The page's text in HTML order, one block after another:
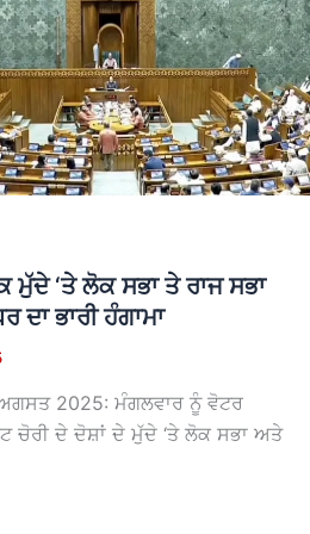
ਮੁੱਦੇ ‘ਤੇ ਲੋਕ ਸਭਾ ਤੇ ਰਾਜ ਸਭਾ
ਦਾ ਭਾਰੀ ਹੰਗਾਮਾ
2025: ਮੰਗਲਵਾਰ ਨੂੰ ਵੋਟਰ
ਚੋਰੀ ਦੇ ਦੋਸ਼ਾਂ ਦੇ ਮੁੱਦੇ ‘ਤੇ ਲੋਕ ਸਭਾ ਅਤੇ